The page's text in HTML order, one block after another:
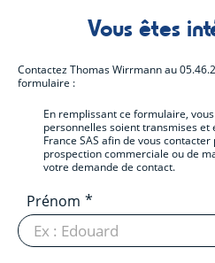
Vous êtes
ContactezThomas Wirrmannau
formulaire :
En remplissant ce formulaire,
personnelles soient transmises et
France SAS afin de vous
prospection commerciale ou de
votre demande de contact.
Prénom